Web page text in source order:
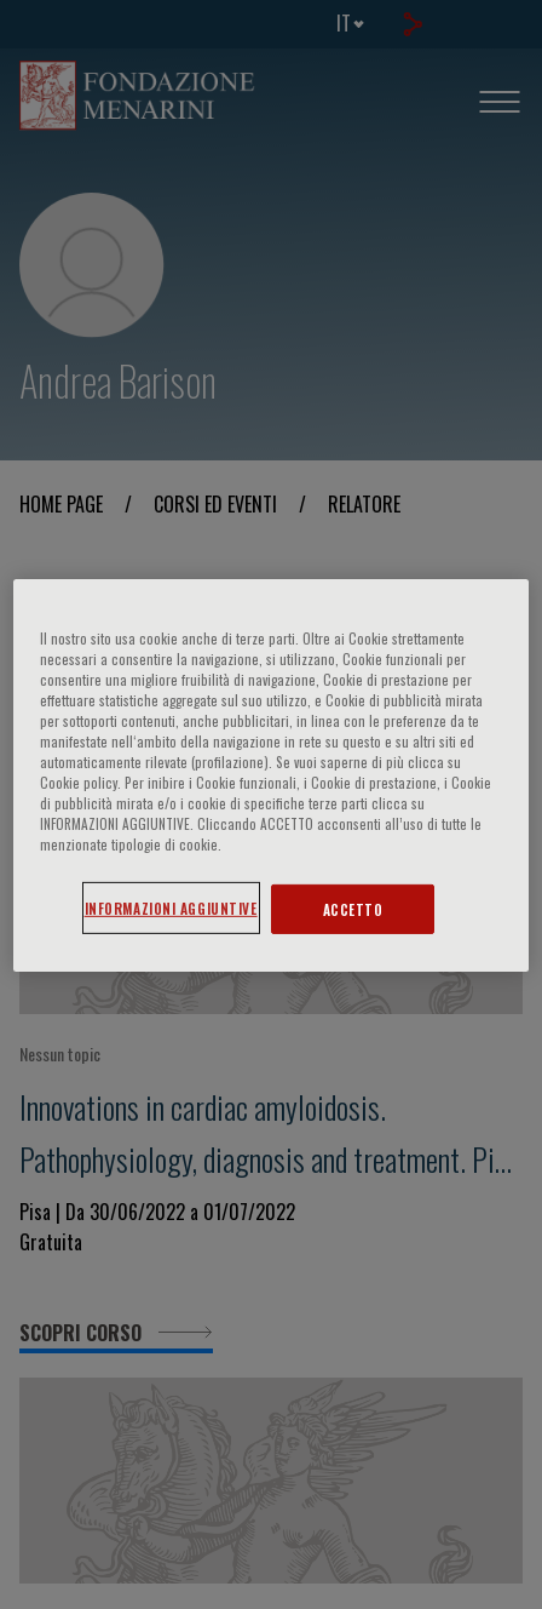
IT
Andrea Barison
HOME PAGE / CORSI ED EVENTI / RELATORE
Andrea Barison
Partecipazioni del relatore
Nessun topic
Innovations in cardiac amyloidosis.
Pathophysiology, diagnosis and treatment. Pisa
Amyloid 2022
Pisa | Da 30/06/2022 a 01/07/2022
Gratuita
SCOPRI CORSO
Il nostro sito usa cookie anche di terze parti. Oltre ai Cookie strettamente
necessari a consentire la navigazione, si utilizzano, Cookie funzionali per
consentire una migliore fruibilità di navigazione, Cookie di prestazione per
effettuare statistiche aggregate sul suo utilizzo, e Cookie di pubblicità mirata
per sottoporti contenuti, anche pubblicitari, in linea con le preferenze da te
manifestate nell‘ambito della navigazione in rete su questo e su altri siti ed
automaticamente rilevate (profilazione). Se vuoi saperne di più clicca su
Cookie policy. Per inibire i Cookie funzionali, i Cookie di prestazione, i Cookie
di pubblicità mirata e/o i cookie di specifiche terze parti clicca su
INFORMAZIONI AGGIUNTIVE. Cliccando ACCETTO acconsenti all’uso di tutte le
menzionate tipologie di cookie.
INFORMAZIONI AGGIUNTIVE ACCETTO